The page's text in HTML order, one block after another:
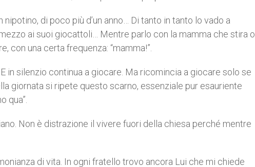
nipotino, di poco più d’un anno… Di tanto in tanto lo vado a
ai suoi giocattoli… Mentre parlo con la mamma che stira o
con una certa frequenza: “mamma!”.
in silenzio continua a giocare. Ma ricomincia a giocare solo se
giornata si ripete questo scarno, essenziale pur esauriente
qua”.
Non è distrazione il vivere fuori della chiesa perché mentre
di vita. In ogni fratello trovo ancora Lui che mi chiede